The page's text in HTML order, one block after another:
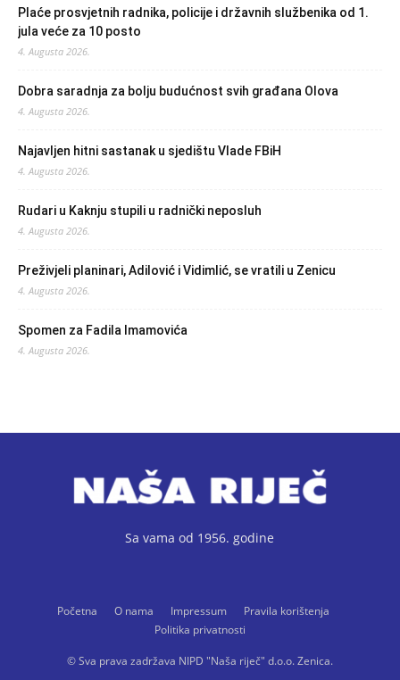
Plaće prosvjetnih radnika, policije i državnih službenika od 1.
jula veće za 10 posto
4. Augusta 2026.
Dobra saradnja za bolju budućnost svih građana Olova
4. Augusta 2026.
Najavljen hitni sastanak u sjedištu Vlade FBiH
4. Augusta 2026.
Rudari u Kaknju stupili u radnički neposluh
4. Augusta 2026.
Preživjeli planinari, Adilović i Vidimlić, se vratili u Zenicu
4. Augusta 2026.
Spomen za Fadila Imamovića
4. Augusta 2026.
Sa vama od 1956. godine
Početna O nama Impressum
Pravila korištenja
Politika privatnosti
© Sva prava zadržava NIPD "Naša riječ" d.o.o. Zenica.